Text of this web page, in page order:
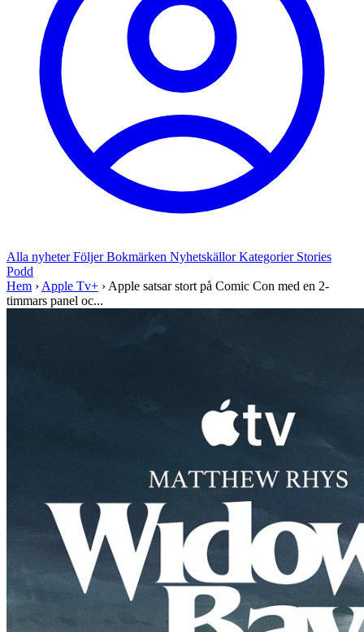
Alla nyheterFöljerBokmärken NyhetskällorKategorier Stories
Podd
Hem › Apple Tv+ › Apple satsar stort på Comic Con med en 2-
timmars panel oc...